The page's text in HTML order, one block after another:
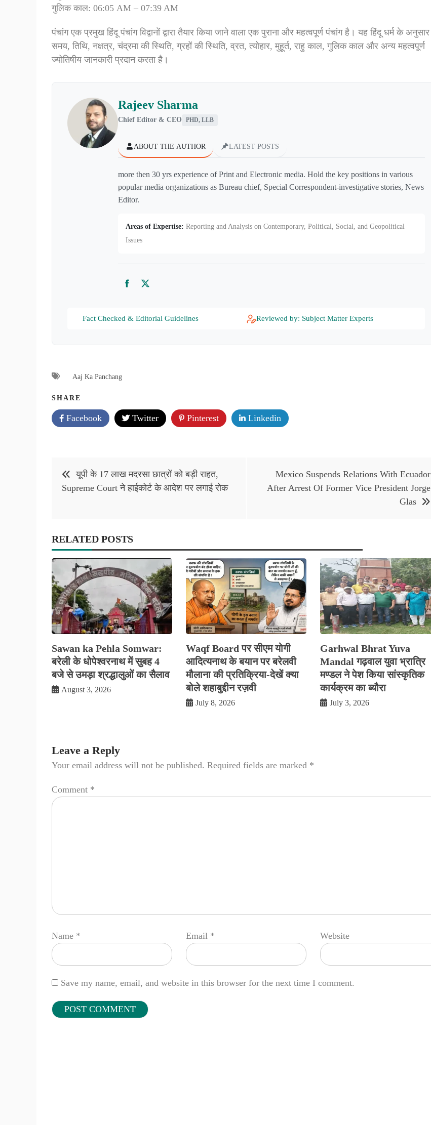
गुलिक काल: 06:05 AM – 07:39 AM
पंचांग एक प्रमुख हिंदू पंचांग विद्वानों द्वारा तैयार किया जाने वाला एक पुराना और महत्वपूर्ण पंचांग है। यह हिंदू धर्म के अनुसार
समय, तिथि, नक्षत्र, चंद्रमा की स्थिति, ग्रहों की स्थिति, व्रत, त्योहार, मुहूर्त, राहु काल, गुलिक काल और अन्य महत्वपूर्ण
ज्योतिषीय जानकारी प्रदान करता है।
Rajeev Sharma
Chief Editor & CEO PHD, LLB
ABOUT THE AUTHOR LATEST POSTS
more then 30 yrs experience of Print and Electronic media. Hold the key positions in various
popular media organizations as Bureau chief, Special Correspondent-investigative stories, News
Editor.
Areas of Expertise: Reporting and Analysis on Contemporary, Political, Social, and Geopolitical
Issues
FacebookTwitter
Fact Checked & Editorial Guidelines Reviewed by: Subject Matter Experts
Aaj Ka Panchang
SHARE
Facebook Twitter Pinterest Linkedin
Post
navigation
यूपी के 17 लाख मदरसा छात्रों को बड़ी राहत,
Supreme Court ने हाईकोर्ट के आदेश पर लगाई रोक
Mexico Suspends Relations With Ecuador
After Arrest Of Former Vice President Jorge
Glas
RELATED POSTS
Sawan ka Pehla Somwar:
बरेली के धोपेश्वरनाथ में सुबह 4
बजे से उमड़ा श्रद्धालुओं का सैलाव
August 3, 2026
Waqf Board पर सीएम योगी
आदित्यनाथ के बयान पर बरेलवी
मौलाना की प्रतिक्रिया-देखें क्या
बोले शहाबुद्दीन रज़वी
July 8, 2026
Garhwal Bhrat Yuva
Mandal गढ़वाल युवा भ्रात्रि
मण्डल ने पेश किया सांस्कृतिक
कार्यक्रम का ब्यौरा
July 3, 2026
Leave a Reply
Your email address will not be published. Required fields are marked *
Comment *
Name * Email * Website
Save my name, email, and website in this browser for the next time I comment.